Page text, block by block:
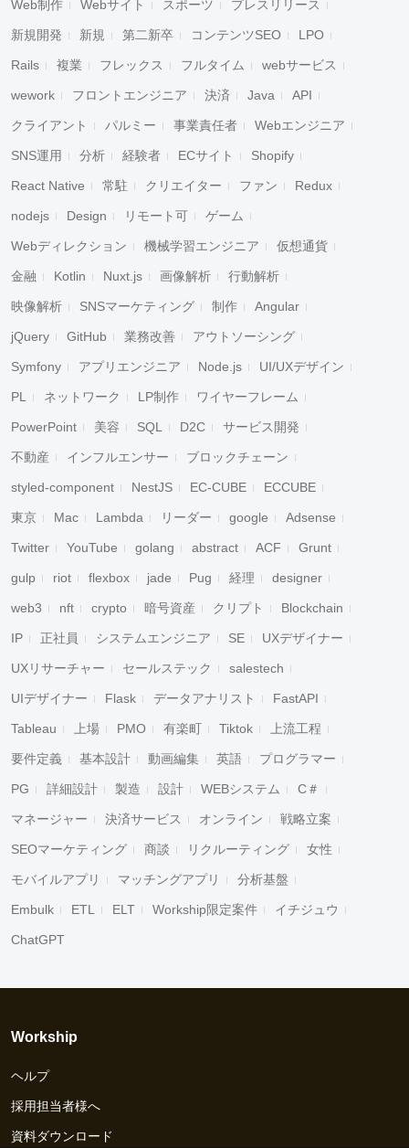
Web制作 Webサイト スポーツ プレスリリース
新規開発 新規 第二新卒 コンテンツSEO LPO
Rails 複業 フレックス フルタイム webサービス
wework フロントエンジニア 決済 Java API
クライアント パルミー 事業責任者 Webエンジニア
SNS運用 分析 経験者 ECサイト Shopify
React Native 常駐 クリエイター ファン Redux
nodejs Design リモート可 ゲーム
Webディレクション 機械学習エンジニア 仮想通貨
金融 Kotlin Nuxt.js 画像解析 行動解析
映像解析 SNSマーケティング 制作 Angular
jQuery GitHub 業務改善 アウトソーシング
Symfony アプリエンジニア Node.js UI/UXデザイン
PL ネットワーク LP制作 ワイヤーフレーム
PowerPoint 美容 SQL D2C サービス開発
不動産 インフルエンサー ブロックチェーン
styled-component NestJS EC-CUBE ECCUBE
東京 Mac Lambda リーダー google Adsense
Twitter YouTube golang abstract ACF Grunt
gulp riot flexbox jade Pug 経理 designer
web3 nft crypto 暗号資産 クリプト Blockchain
IP 正社員 システムエンジニア SE UXデザイナー
UXリサーチャー セールステック salestech
UIデザイナー Flask データアナリスト FastAPI
Tableau 上場 PMO 有楽町 Tiktok 上流工程
要件定義 基本設計 動画編集 英語 プログラマー
PG 詳細設計 製造 設計 WEBシステム C＃
マネージャー 決済サービス オンライン 戦略立案
SEOマーケティング 商談 リクルーティング 女性
モバイルアプリ マッチングアプリ 分析基盤
Embulk ETL ELT Workship限定案件 イチジュウ
ChatGPT
Workship
ヘルプ
採用担当者様へ
資料ダウンロード